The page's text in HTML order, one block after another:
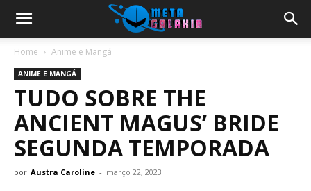
Home Anime e Mangá
ANIME E MANGÁ
TUDO SOBRE THE
ANCIENT MAGUS’ BRIDE
SEGUNDA TEMPORADA
por Austra Caroline - março 22, 2023